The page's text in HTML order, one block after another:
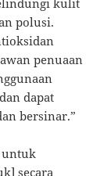
kulit
polusi.
penuaan
dapat
bersinar.”
untuk
secara